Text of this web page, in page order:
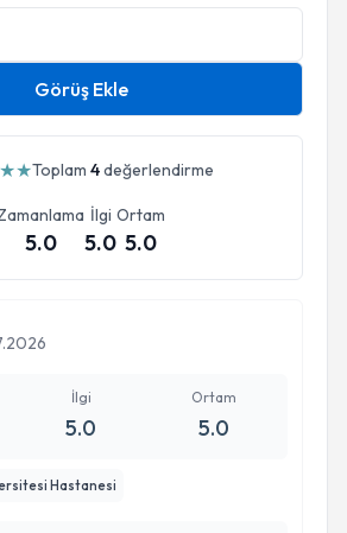
Görüş Ekle
★★Toplam 4değerlendirme
5.0
İlgi
5.0
Ortam
5.0
İlgi
5.0
Ortam
5.0
Hastanesi